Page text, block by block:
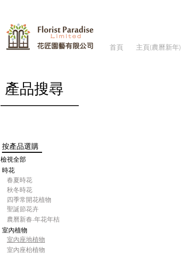
首頁 主頁(農曆新年)
​產品搜尋
按產品選購
檢視全部
時花
​春夏時花
​秋冬時花
四季常開花植物
聖誕節花卉
農曆新春-年花年桔
室內植物
室內座地植物
室內座枱植物